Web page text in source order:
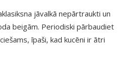
jāvalkā nepārtraukti un
beigām. Periodiski pārbaudiet
īpaši, kad kucēni ir ātri